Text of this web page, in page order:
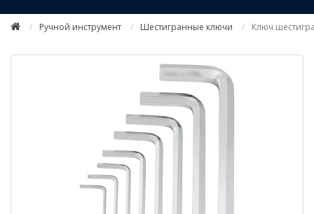
Ручной инструмент Шестигранные ключи Ключ